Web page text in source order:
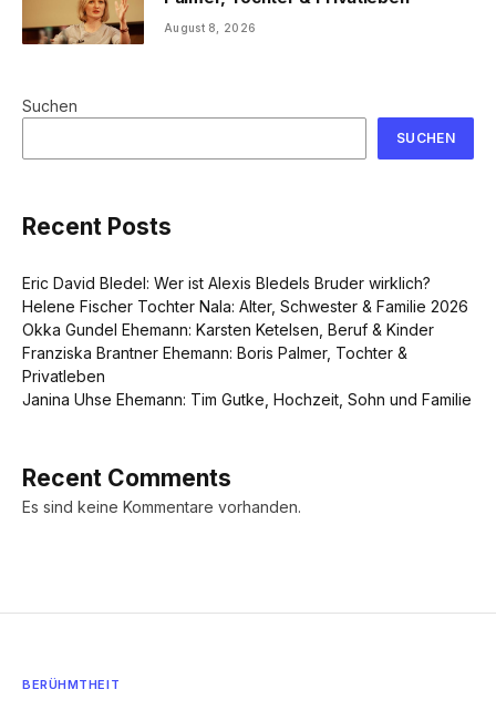
August 8, 2026
Suchen
SUCHEN
Recent Posts
Eric David Bledel: Wer ist Alexis Bledels Bruder wirklich?
Helene Fischer Tochter Nala: Alter, Schwester & Familie 2026
Okka Gundel Ehemann: Karsten Ketelsen, Beruf & Kinder
Franziska Brantner Ehemann: Boris Palmer, Tochter &
Privatleben
Janina Uhse Ehemann: Tim Gutke, Hochzeit, Sohn und Familie
Recent Comments
Es sind keine Kommentare vorhanden.
BERÜHMTHEIT